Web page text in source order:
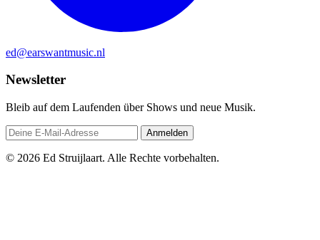
ed@earswantmusic.nl
Newsletter
Bleib auf dem Laufenden über Shows und neue Musik.
Anmelden
© 2026 Ed Struijlaart. Alle Rechte vorbehalten.